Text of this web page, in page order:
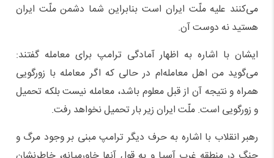
می‌کنند علیه ملّت ایران است بنابراین شما دشمن ملّت ایران
هستید نه دوست آن.
ایشان با اشاره به اظهار آمادگی ترامپ برای معامله گفتند:
می‌گوید من اهل معامله‌ام در حالی که اگر معامله با زورگویی
همراه و نتیجه آن از قبل معلوم باشد، معامله نیست بلکه تحمیل
و زورگویی است. ملّت ایران زیر بار تحمیل نخواهد رفت.
رهبر انقلاب با اشاره به حرف دیگر ترامپ مبنی بر وجود مرگ و